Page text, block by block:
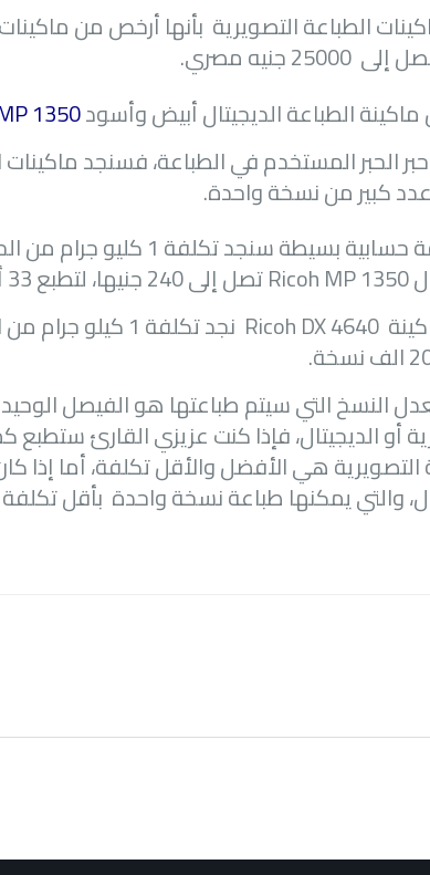
الطباعة التصويرية بأنها أرخص من
إلى 25000جنيه مصري.
ماكينة الطباعة الديجيتال أبيض وأسود1350
الحبر المستخدم في الطباعة، فسنجد
كبير من نسخة واحدة.
فبطريقة حسابية بسيطة
Ricoh MP 1350تصل إلى 240 جنيها، لتطبع 33 ألف نسخة .
Ricoh DX 4640
النسخ التي سيتم طباعتها هو الفيصل
أو الديجيتال، فإذا كنت عزيزي القارئ
التصويرية هي الأفضل والأقل تكلفة، أما إذا
والتي يمكنها طباعة نسخة واحدة بأقل